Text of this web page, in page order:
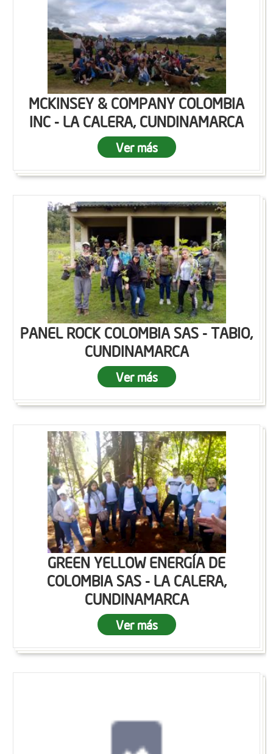
MCKINSEY & COMPANY COLOMBIA
INC - LA CALERA, CUNDINAMARCA
Ver más
PANEL ROCK COLOMBIA SAS - TABIO,
CUNDINAMARCA
Ver más
GREEN YELLOW ENERGÍA DE
COLOMBIA SAS - LA CALERA,
CUNDINAMARCA
Ver más